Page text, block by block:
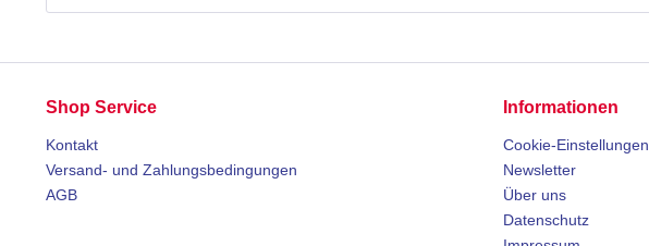
Shop Service
Kontakt
Versand- und Zahlungsbedingungen
AGB
Informationen
Cookie-Einstellungen
Newsletter
Über uns
Datenschutz